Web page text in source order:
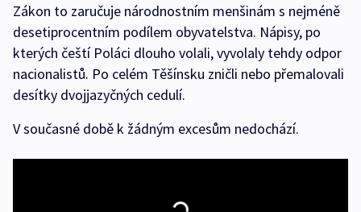
Zákon to zaručuje národnostním menšinám s nejméně
desetiprocentním podílem obyvatelstva. Nápisy, po
kterých čeští Poláci dlouho volali, vyvolaly tehdy odpor
nacionalistů. Po celém Těšínsku zničli nebo přemalovali
desítky dvojjazyčných cedulí.
V současné době k žádným excesům nedochází.